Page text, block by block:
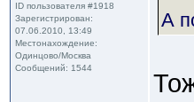
ID пользователя #1918
Зарегистрирован:
07.06.2010, 13:49
Местонахождение:
Одинцово/Москва
Сообщений: 1544
А